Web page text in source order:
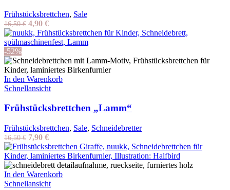
Frühstücksbrettchen, Sale
16,50€ Ursprünglicher
Preis
war:
4,90 €Aktueller
Preis
ist:
-52%
In den Warenkorb
Schnellansicht
Frühstücksbrettchen „Lamm“
Frühstücksbrettchen, Sale, Schneidebretter
16,50€ Ursprünglicher
Preis
war:
16,50 €
7,90 €Aktueller
Preis
ist:
7,90 €.
In den Warenkorb
Schnellansicht